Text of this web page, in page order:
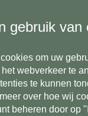
120x120
we een bijzonder
als afmeting.
het formaat straalt
In verband met
zijn wij
met 9/8
gebruik van
om uw
webverkeer te
te kunnen
over hoe wij
beheren door op